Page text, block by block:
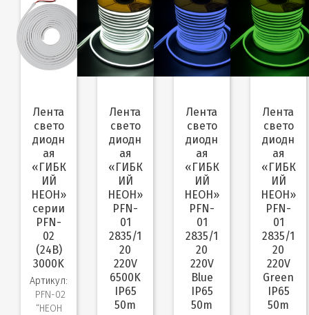
Лента
свето
диодн
ая
«ГИБК
ИЙ
НЕОН»
серии
PFN-
02
(24В)
3000K
Артикул:
PFN-02
“НЕОН
Лента
свето
диодн
ая
«ГИБК
ИЙ
НЕОН»
PFN-
01
2835/1
20
220V
6500K
IP65
50m
Лента
свето
диодн
ая
«ГИБК
ИЙ
НЕОН»
PFN-
01
2835/1
20
220V
Blue
IP65
50m
Лента
свето
диодн
ая
«ГИБК
ИЙ
НЕОН»
PFN-
01
2835/1
20
220V
Green
IP65
50m